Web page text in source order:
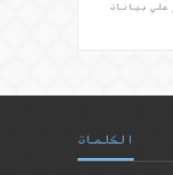
علي بيانات
الكلمات